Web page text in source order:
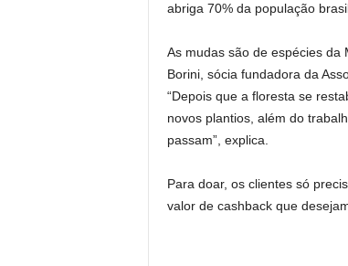
abriga 70% da população
As mudas são de espécies da
Borini, sócia fundadora da
“Depois que a floresta se
novos plantios, além do
passam”, explica.
Para doar, os clientes só
valor de cashback que